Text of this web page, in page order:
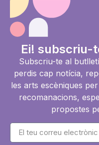
Ei! subscriu-
Subscriu-te al
perdis cap notícia,
les arts escèniques
recomanacions,
propostes